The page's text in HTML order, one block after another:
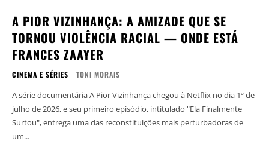
A PIOR VIZINHANÇA: A AMIZADE QUE SE
TORNOU VIOLÊNCIA RACIAL — ONDE ESTÁ
FRANCES ZAAYER
CINEMA E SÉRIES TONI MORAIS
A série documentária A Pior Vizinhança chegou à Netflix no dia 1º de
julho de 2026, e seu primeiro episódio, intitulado "Ela Finalmente
Surtou", entrega uma das reconstituições mais perturbadoras de
um...